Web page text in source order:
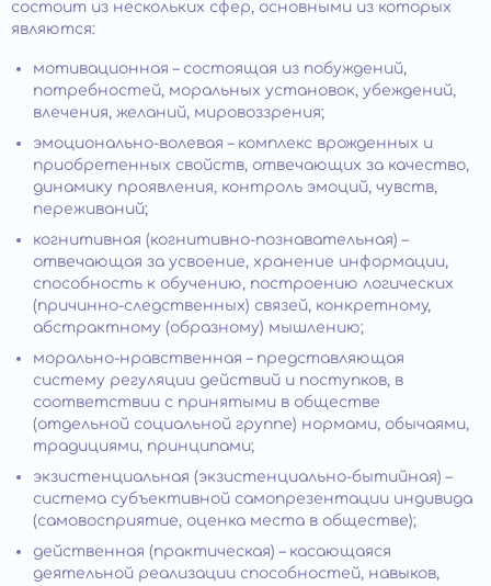
состоит из нескольких сфер, основными из которых
являются:
мотивационная – состоящая из побуждений,
потребностей, моральных установок, убеждений,
влечения, желаний, мировоззрения;
эмоционально-волевая – комплекс врожденных и
приобретенных свойств, отвечающих за качество,
динамику проявления, контроль эмоций, чувств,
переживаний;
когнитивная (когнитивно-познавательная) –
отвечающая за усвоение, хранение информации,
способность к обучению, построению логических
(причинно-следственных) связей, конкретному,
абстрактному (образному) мышлению;
морально-нравственная – представляющая
систему регуляции действий и поступков, в
соответствии с принятыми в обществе
(отдельной социальной группе) нормами, обычаями,
традициями, принципами;
экзистенциальная (экзистенциально-бытийная) –
система субъективной самопрезентации индивида
(самовосприятие, оценка места в обществе);
действенная (практическая) – касающаяся
деятельной реализации способностей, навыков,